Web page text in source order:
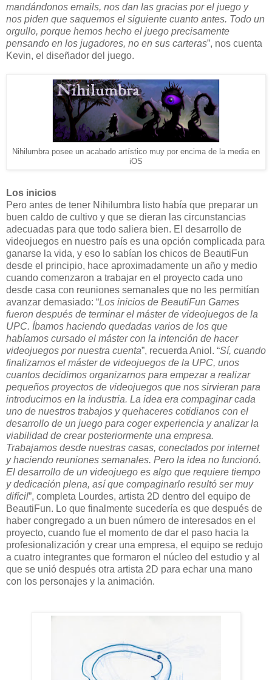
mandándonos emails, nos dan las gracias por el juego y
nos piden que saquemos el siguiente cuanto antes. Todo un
orgullo, porque hemos hecho el juego precisamente
pensando en los jugadores, no en sus carteras”, nos cuenta
Kevin, el diseñador del juego.
Nihilumbra posee un acabado artístico muy por encima de la media en
iOS
Los inicios
Pero antes de tener Nihilumbra listo había que preparar un
buen caldo de cultivo y que se dieran las circunstancias
adecuadas para que todo saliera bien. El desarrollo de
videojuegos en nuestro país es una opción complicada para
ganarse la vida, y eso lo sabían los chicos de BeautiFun
desde el principio, hace aproximadamente un año y medio
cuando comenzaron a trabajar en el proyecto cada uno
desde casa con reuniones semanales que no les permitían
avanzar demasiado: “Los inicios de BeautiFun Games
fueron después de terminar el máster de videojuegos de la
UPC. Íbamos haciendo quedadas varios de los que
habíamos cursado el máster con la intención de hacer
videojuegos por nuestra cuenta”, recuerda Aniol. “Sí, cuando
finalizamos el máster de videojuegos de la UPC, unos
cuantos decidimos organizarnos para empezar a realizar
pequeños proyectos de videojuegos que nos sirvieran para
introducirnos en la industria. La idea era compaginar cada
uno de nuestros trabajos y quehaceres cotidianos con el
desarrollo de un juego para coger experiencia y analizar la
viabilidad de crear posteriormente una empresa.
Trabajamos desde nuestras casas, conectados por internet
y haciendo reuniones semanales. Pero la idea no funcionó.
El desarrollo de un videojuego es algo que requiere tiempo
y dedicación plena, así que compaginarlo resultó ser muy
difícil”, completa Lourdes, artista 2D dentro del equipo de
BeautiFun. Lo que finalmente sucedería es que después de
haber congregado a un buen número de interesados en el
proyecto, cuando fue el momento de dar el paso hacia la
profesionalización y crear una empresa, el equipo se redujo
a cuatro integrantes que formaron el núcleo del estudio y al
que se unió después otra artista 2D para echar una mano
con los personajes y la animación.